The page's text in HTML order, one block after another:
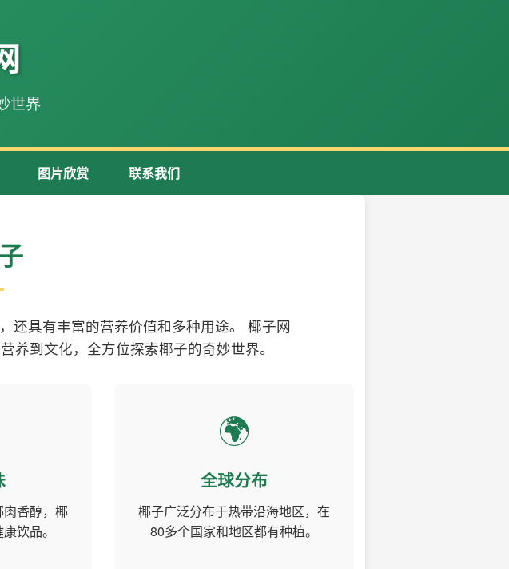
世界
图片欣赏 联系我们
还具有丰富的营养价值和多种用途。 椰子网
养到文化，全方位探索椰子的奇妙世界。
香醇，椰
饮品。
🌍
全球分布
椰子广泛分布于热带沿海地区，在
80多个国家和地区都有种植。